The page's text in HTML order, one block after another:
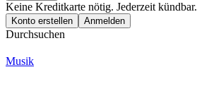
Keine Kreditkarte nötig. Jederzeit kündbar.
Konto erstellen Anmelden
Durchsuchen
Musik